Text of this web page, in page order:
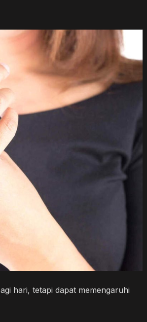
hari, tetapi dapat memengaruhi